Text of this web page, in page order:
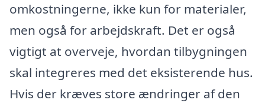
omkostningerne, ikke kun for materialer,
men også for arbejdskraft. Det er også
vigtigt at overveje, hvordan tilbygningen
skal integreres med det eksisterende hus.
Hvis der kræves store ændringer af den